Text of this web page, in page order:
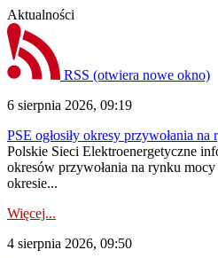
Aktualności
RSS (otwiera nowe okno)
6 sierpnia 2026, 09:19
PSE ogłosiły okresy przywołania
Polskie Sieci Elektroenergetyczne
okresów przywołania na rynku
okresie...
Więcej...
4 sierpnia 2026, 09:50